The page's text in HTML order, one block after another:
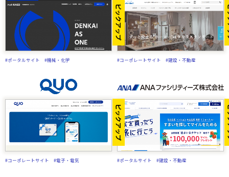
ピックアップ
#ポータルサイト #機械・化学 #コーポレートサイト #建設・不動産
ピックアップ
#コーポレートサイト #電子・電気 #ポータルサイト #建設・不動産